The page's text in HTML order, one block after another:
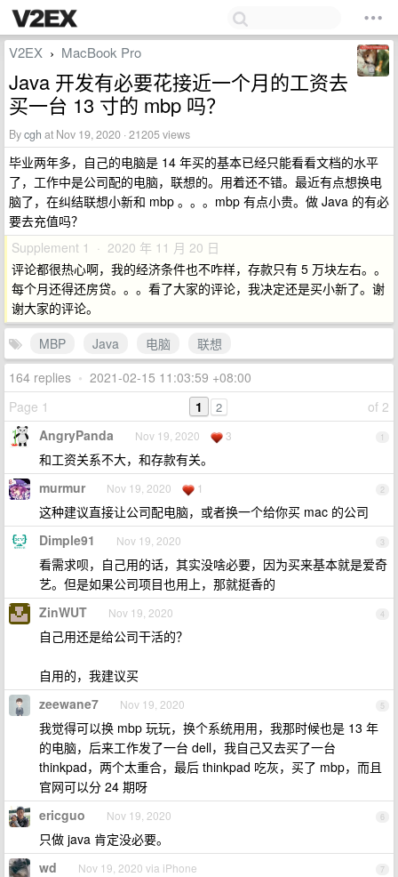
V2EX › MacBook Pro
Java 开发有必要花接近一个月的工资去
买一台 13 寸的 mbp 吗？
Bycgh at Nov 19, 2020 · 21205 views
毕业两年多，自己的电脑是 14 年买的基本已经只能看看文档的水平
了，工作中是公司配的电脑，联想的。用着还不错。最近有点想换电
脑了，在纠结联想小新和 mbp 。。。mbp 有点小贵。做 Java 的有必
要去充值吗？
Supplement 1 · 2020 年 11 月 20 日
评论都很热心啊，我的经济条件也不咋样，存款只有 5 万块左右。。
每个月还得还房贷。。。看了大家的评论，我决定还是买小新了。谢
谢大家的评论。
MBP
Java 电脑
联想
164 replies • 2021-02-15 11:03:59 +08:00
Page 1
of 2
1 2
1
AngryPanda Nov 19, 2020 3
和工资关系不大，和存款有关。
2
murmur Nov 19, 2020 1
这种建议直接让公司配电脑，或者换一个给你买 mac 的公司
3
Dimple91 Nov 19, 2020
看需求呗，自己用的话，其实没啥必要，因为买来基本就是爱奇
艺。但是如果公司项目也用上，那就挺香的
4
ZinWUT Nov 19, 2020
自己用还是给公司干活的？
自用的，我建议买
5
zeewane7 Nov 19, 2020
我觉得可以换 mbp 玩玩，换个系统用用，我那时候也是 13 年
的电脑，后来工作发了一台 dell，我自己又去买了一台
thinkpad，两个太重合，最后 thinkpad 吃灰，买了 mbp，而且
官网可以分 24 期呀
6
ericguo Nov 19, 2020
只做 java 肯定没必要。
7
wd Nov 19, 2020 via iPhone